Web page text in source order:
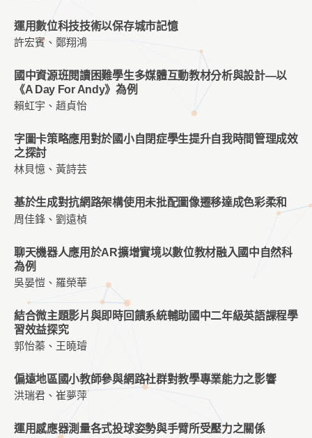
運用數位科技技術以保存城市記憶
許宏賓、鄭翔鴻
國中資源班閱讀困難學生多媒體互動教材分析與設計—以
《A Day For Andy》為例
賴虹宇、趙貞怡
字圖卡策略應用對於國小自閉症學生提升自我時間管理成效
之探討
林貝憶、黃詩芸
基於生成對抗網路架構使用未批配圖像遷移達成色彩柔和
周佳鋒、劉遠楨
聊天機器人應用於AR擴增實境以數位教材融入國中自然科
為例
吳晏愷、羅榮華
結合微主題影片與即時回饋系統輔助國中二年級英語課程學
習效益探究
郭怡蓁、王曉璿
偏遠地區國小教師參與網路社群對教學專業能力之影響
洪瑞君、崔夢萍
運用感應器測量各式投球姿勢與手臂所受壓力之關係